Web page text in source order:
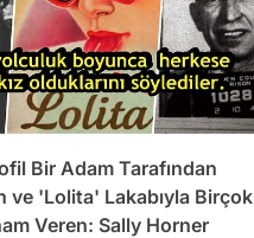
Bir Adam Tarafından
ve 'Lolita' Lakabıyla Birçok
Veren: Sally Horner